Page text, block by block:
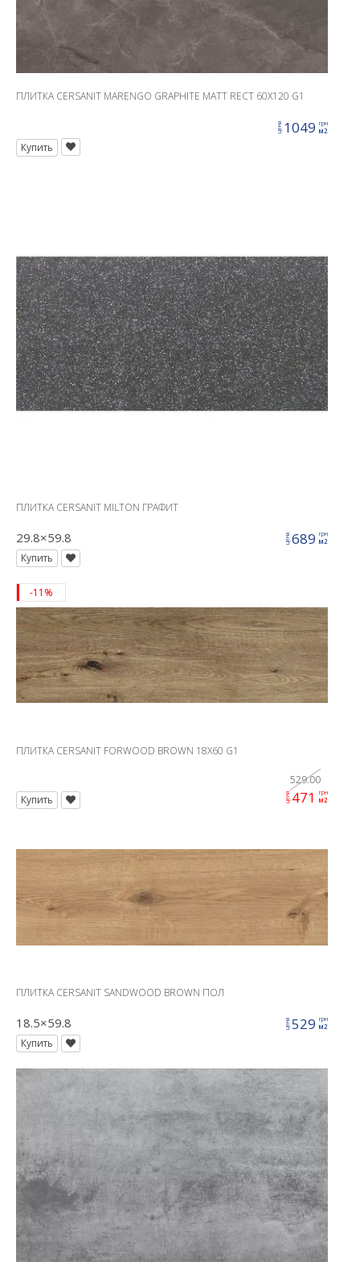
ПЛИТКА CERSANIT MARENGO GRAPHITE MATT RECT 60X120 G1
цена1049 грн
м2
Купить
ПЛИТКА CERSANIT MILTON ГРАФИТ
29.8×59.8 цена 689 грн
м2
Купить
-11%
ПЛИТКА CERSANIT FORWOOD BROWN 18X60 G1
529.00
Купить
цена 471 грн
м2
ПЛИТКА CERSANIT SANDWOOD BROWN ПОЛ
18.5×59.8 цена529 грн
м2
Купить